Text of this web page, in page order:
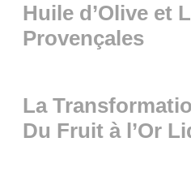
Huile d’Olive et
Provençales
La
Du Fruit à l’Or